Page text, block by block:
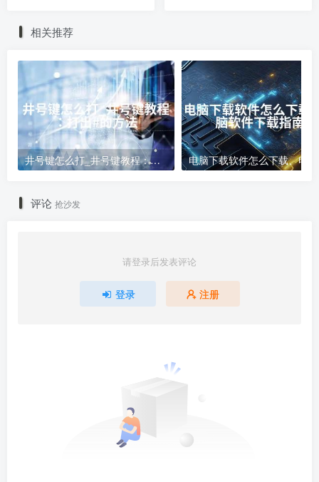
再次安装后，依然提示未安
相关推荐
井号键怎么打_井号键教程：打出#的方法
评论 抢沙发
请登录后发表评论
登录 注册